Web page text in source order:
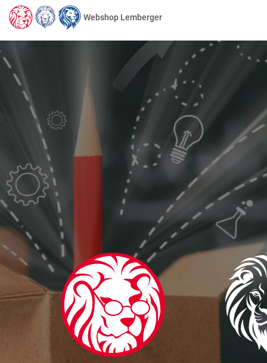
Webshop Lemberger